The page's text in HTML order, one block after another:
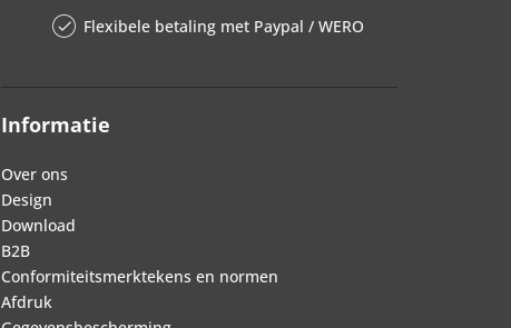
Flexibele betaling met Paypal / WERO
Informatie
Over ons
Design
Download
B2B
Conformiteitsmerktekens en normen
Afdruk